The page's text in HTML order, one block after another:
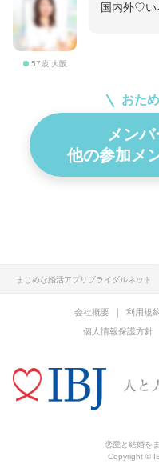
57歳 大阪
国内外♡い
おた
メン
他の参加メ
まじめな婚活アプリブライダルネット
会社概要 利用規
個人情報保護方針
恋愛と結婚を
Copyright ©